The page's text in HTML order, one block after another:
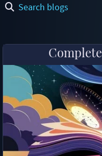
Search blogs